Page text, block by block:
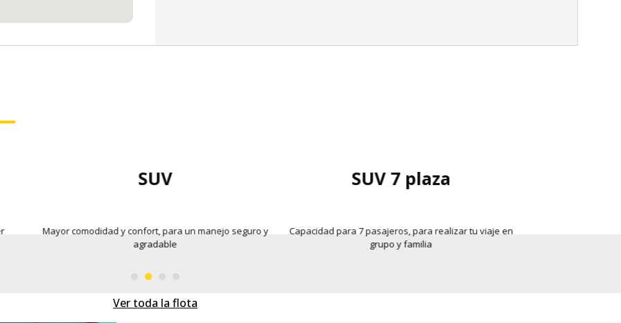
SUV
Mayor comodidad y confort, para un manejo seguro y
agradable
SUV 7 plaza
Capacidad para 7 pasajeros, para realizar tu viaje en
grupo y familia
Ver toda la flota